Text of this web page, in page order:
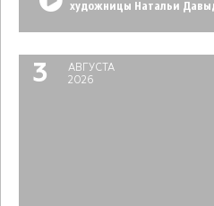
художницы Натальи
3
АВГУСТА
2026